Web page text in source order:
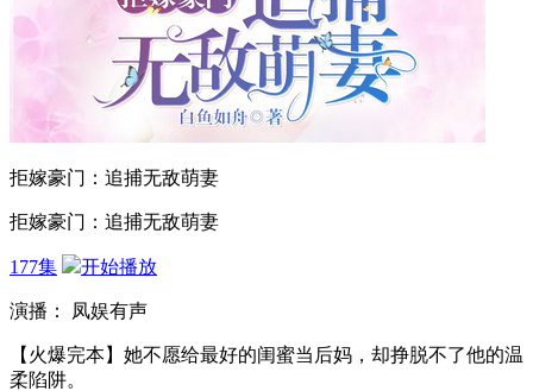
拒嫁豪门：追捕无敌萌妻
拒嫁豪门：追捕无敌萌妻
177集 开始播放
演播： 凤娱有声
【火爆完本】她不愿给最好的闺蜜当后妈，却挣脱不了他的温
柔陷阱。